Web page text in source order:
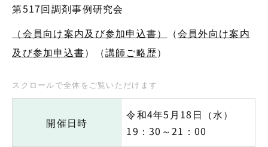
第517回調剤事例研究会
（会員向け案内及び参加申込書）
（会員外向け案内
及び参加申込書）（講師ご略歴）
開催日時
令和4年5月18日（水）
19：30～21：00